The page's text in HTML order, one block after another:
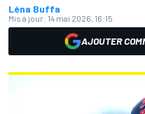
Léna Buffa
Mis à jour: 14 mai 2026, 16:15
AJOUTER